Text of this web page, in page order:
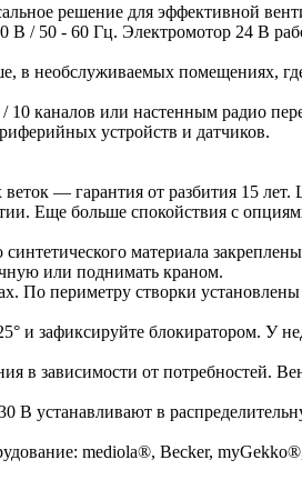
решение для эффективной
/ 50 - 60 Гц. Электромотор 24 В
необслуживаемых помещениях,
каналов или настенным радио
устройств и датчиков.
— гарантия от разбития 15
Еще больше спокойствия с
материала
или поднимать краном.
По периметру створки
и зафиксируйте блокиратором. У
в зависимости от потребностей.
В устанавливают в
mediola®, Becker,